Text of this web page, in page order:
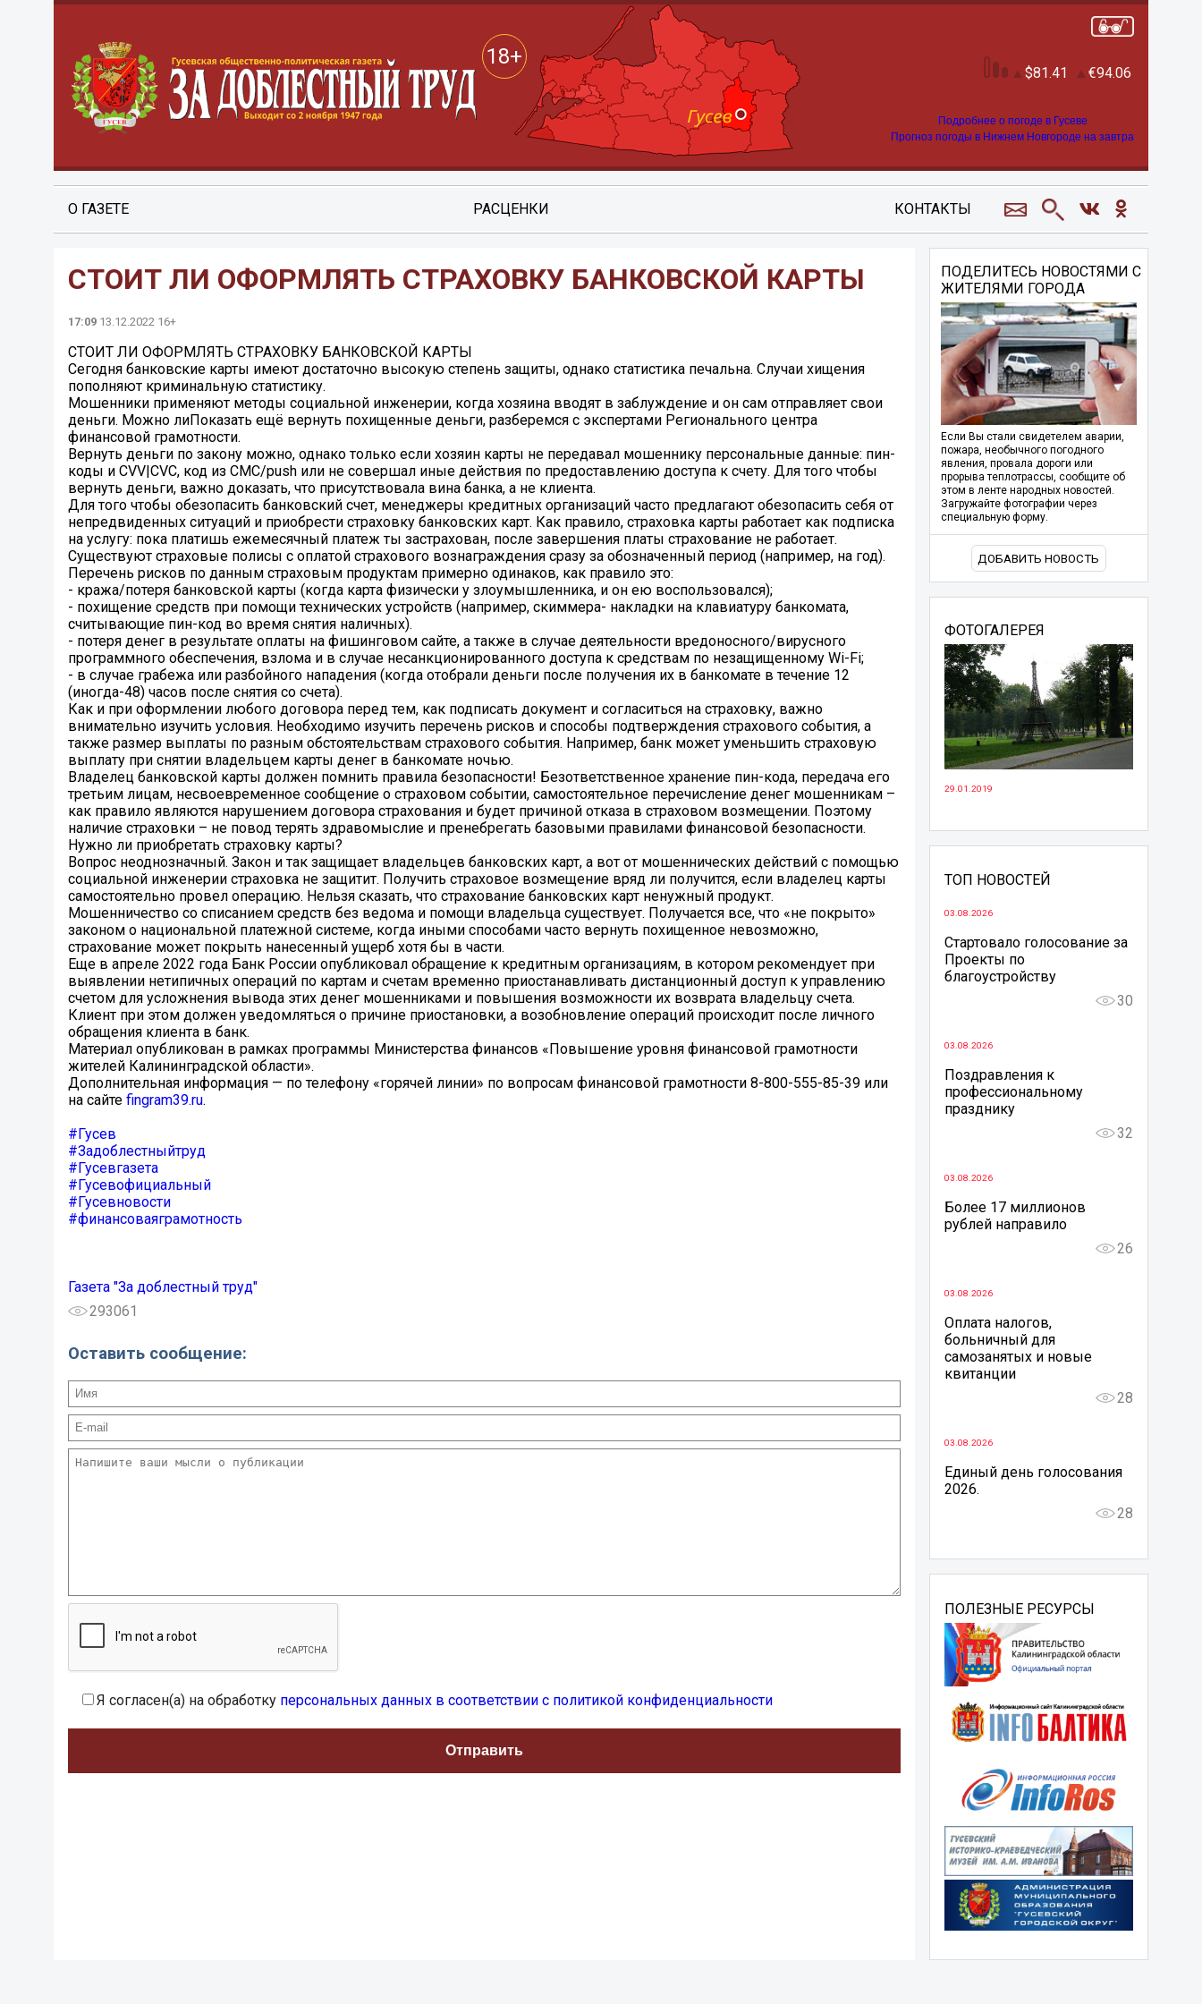
18+
81.41 94.06
Подробнее о погоде в Гусеве
Прогноз погоды в Нижнем Новгороде на завтра
О ГАЗЕТЕ РАСЦЕНКИ КОНТАКТЫ
СТОИТ ЛИ ОФОРМЛЯТЬ СТРАХОВКУ БАНКОВСКОЙ КАРТЫ
17:09 13.12.2022 16+
СТОИТ ЛИ ОФОРМЛЯТЬ СТРАХОВКУ БАНКОВСКОЙ КАРТЫ
Сегодня банковские карты имеют достаточно высокую степень защиты, однако статистика печальна. Случаи хищения
пополняют криминальную статистику.
Мошенники применяют методы социальной инженерии, когда хозяина вводят в заблуждение и он сам отправляет свои
деньги. Можно лиПоказать ещё вернуть похищенные деньги, разберемся с экспертами Регионального центра
финансовой грамотности.
Вернуть деньги по закону можно, однако только если хозяин карты не передавал мошеннику персональные данные: пин-
коды и CVV|CVC, код из СМС/push или не совершал иные действия по предоставлению доступа к счету. Для того чтобы
вернуть деньги, важно доказать, что присутствовала вина банка, а не клиента.
Для того чтобы обезопасить банковский счет, менеджеры кредитных организаций часто предлагают обезопасить себя от
непредвиденных ситуаций и приобрести страховку банковских карт. Как правило, страховка карты работает как подписка
на услугу: пока платишь ежемесячный платеж ты застрахован, после завершения платы страхование не работает.
Существуют страховые полисы с оплатой страхового вознаграждения сразу за обозначенный период (например, на год).
Перечень рисков по данным страховым продуктам примерно одинаков, как правило это:
- кража/потеря банковской карты (когда карта физически у злоумышленника, и он ею воспользовался);
- похищение средств при помощи технических устройств (например, скиммера- накладки на клавиатуру банкомата,
считывающие пин-код во время снятия наличных).
- потеря денег в результате оплаты на фишинговом сайте, а также в случае деятельности вредоносного/вирусного
программного обеспечения, взлома и в случае несанкционированного доступа к средствам по незащищенному Wi-Fi;
- в случае грабежа или разбойного нападения (когда отобрали деньги после получения их в банкомате в течение 12
(иногда-48) часов после снятия со счета).
Как и при оформлении любого договора перед тем, как подписать документ и согласиться на страховку, важно
внимательно изучить условия. Необходимо изучить перечень рисков и способы подтверждения страхового события, а
также размер выплаты по разным обстоятельствам страхового события. Например, банк может уменьшить страховую
выплату при снятии владельцем карты денег в банкомате ночью.
Владелец банковской карты должен помнить правила безопасности! Безответственное хранение пин-кода, передача его
третьим лицам, несвоевременное сообщение о страховом событии, самостоятельное перечисление денег мошенникам –
как правило являются нарушением договора страхования и будет причиной отказа в страховом возмещении. Поэтому
наличие страховки – не повод терять здравомыслие и пренебрегать базовыми правилами финансовой безопасности.
Нужно ли приобретать страховку карты?
Вопрос неоднозначный. Закон и так защищает владельцев банковских карт, а вот от мошеннических действий с помощью
социальной инженерии страховка не защитит. Получить страховое возмещение вряд ли получится, если владелец карты
самостоятельно провел операцию. Нельзя сказать, что страхование банковских карт ненужный продукт.
Мошенничество со списанием средств без ведома и помощи владельца существует. Получается все, что «не покрыто»
законом о национальной платежной системе, когда иными способами часто вернуть похищенное невозможно,
страхование может покрыть нанесенный ущерб хотя бы в части.
Еще в апреле 2022 года Банк России опубликовал обращение к кредитным организациям, в котором рекомендует при
выявлении нетипичных операций по картам и счетам временно приостанавливать дистанционный доступ к управлению
счетом для усложнения вывода этих денег мошенниками и повышения возможности их возврата владельцу счета.
Клиент при этом должен уведомляться о причине приостановки, а возобновление операций происходит после личного
обращения клиента в банк.
Материал опубликован в рамках программы Министерства финансов «Повышение уровня финансовой грамотности
жителей Калининградской области».
Дополнительная информация — по телефону «горячей линии» по вопросам финансовой грамотности 8-800-555-85-39 или
на сайте fingram39.ru.
#Гусев
#Задоблестныйтруд
#Гусевгазета
#Гусевофициальный
#Гусевновости
#финансоваяграмотность
Газета "За доблестный труд"
293061
Оставить сообщение:
Я согласен(а) на обработку персональных данных в соответствии с политикой конфиденциальности
ПОДЕЛИТЕСЬ НОВОСТЯМИ С
ЖИТЕЛЯМИ ГОРОДА
Если Вы стали свидетелем аварии,
пожара, необычного погодного
явления, провала дороги или
прорыва теплотрассы, сообщите об
этом в ленте народных новостей.
Загружайте фотографии через
специальную форму.
ДОБАВИТЬ НОВОСТЬ
ФОТОГАЛЕРЕЯ
29.01.2019
ТОП НОВОСТЕЙ
03.08.2026
Стартовало голосование за
Проекты по
благоустройству
30
03.08.2026
Поздравления к
профессиональному
празднику
32
03.08.2026
Более 17 миллионов
рублей направило
26
03.08.2026
Оплата налогов,
больничный для
самозанятых и новые
квитанции
28
03.08.2026
Единый день голосования
2026.
28
ПОЛЕЗНЫЕ РЕСУРСЫ